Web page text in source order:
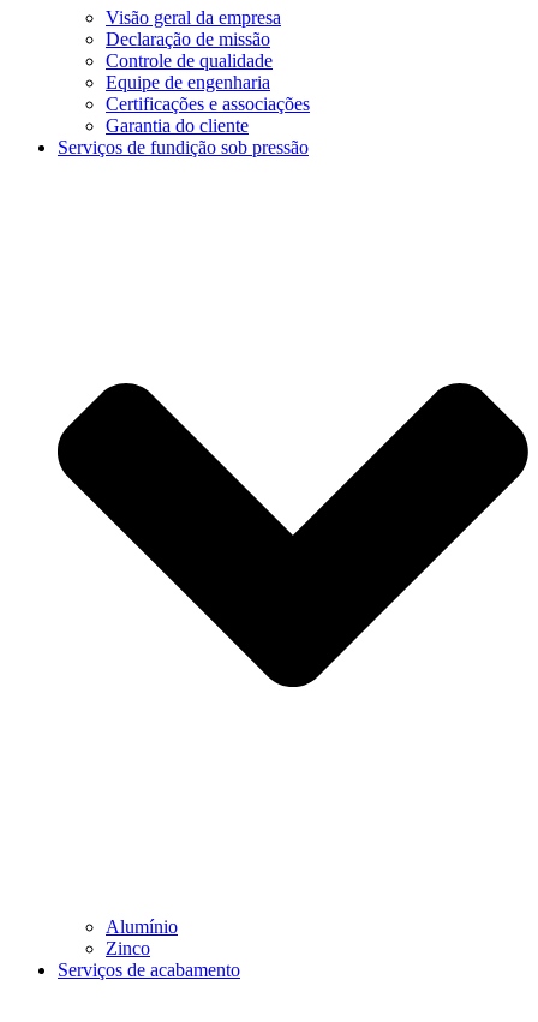
Visão geral da empresa
Declaração de missão
Controle de qualidade
Equipe de engenharia
Certificações e associações
Garantia do cliente
Serviços de fundição sob pressão
Alumínio
Zinco
Serviços de acabamento